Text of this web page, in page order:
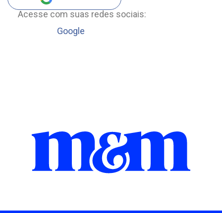
Acesse com suas redes sociais:
Google